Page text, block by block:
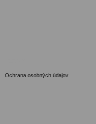
Ochrana osobných údajov